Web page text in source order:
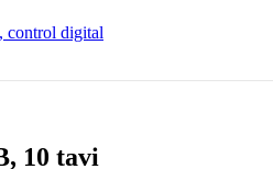
control digital
10 tavi